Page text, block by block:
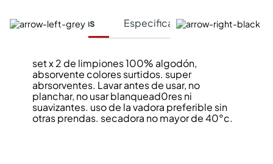
Características Especificaciones Técnicas
set x 2 de limpiones 100% algodón,
absorvente colores surtidos. super
abrsorventes. Lavar antes de usar, no
planchar, no usar blanquead0res ni
suavizantes. uso de la vadora preferible sin
otras prendas. secadora no mayor de 40°c.